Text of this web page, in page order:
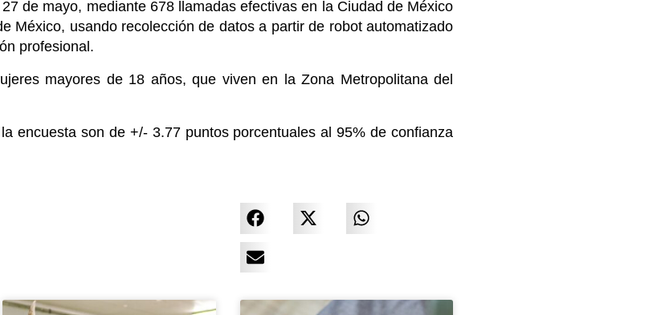
de mayo, mediante 678 llamadas efectivas en la Ciudad de México
México, usando recolección de datos a partir de robot automatizado
profesional.
mayores de 18 años, que viven en la Zona Metropolitana del
encuesta son de +/- 3.77 puntos porcentuales al 95% de confianza